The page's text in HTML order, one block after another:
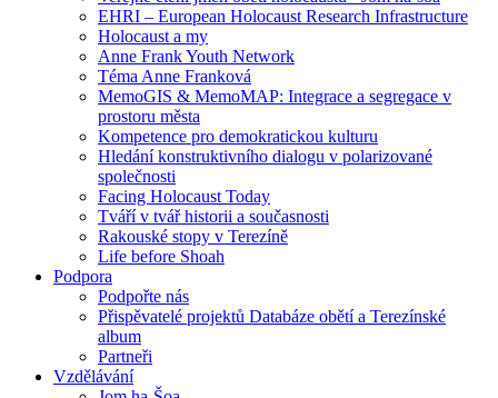
EHRI – European Holocaust Research Infrastructure
Holocaust a my
Anne Frank Youth Network
Téma Anne Franková
MemoGIS & MemoMAP: Integrace a segregace v
prostoru města
Kompetence pro demokratickou kulturu
Hledání konstruktivního dialogu v polarizované
společnosti
Facing Holocaust Today
Tváří v tvář historii a současnosti
Rakouské stopy v Terezíně
Life before Shoah
Podpora
Podpořte nás
Přispěvatelé projektů Databáze obětí a Terezínské
album
Partneři
Vzdělávání